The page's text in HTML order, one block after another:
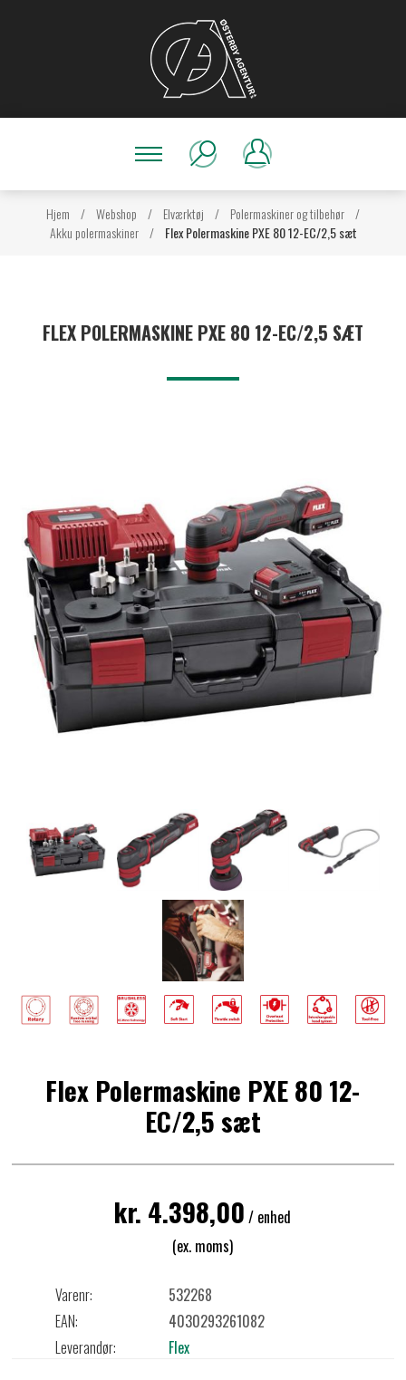
Hjem / Webshop / Elværktøj / Polermaskiner og tilbehør /
Akku polermaskiner / Flex Polermaskine PXE 80 12-EC/2,5 sæt
FLEX POLERMASKINE PXE 80 12-EC/2,5 SÆT
Flex Polermaskine PXE 80 12-
EC/2,5 sæt
kr. 4.398,00 / enhed
(ex. moms)
Varenr:
532268
EAN:
4030293261082
Leverandør:
Flex